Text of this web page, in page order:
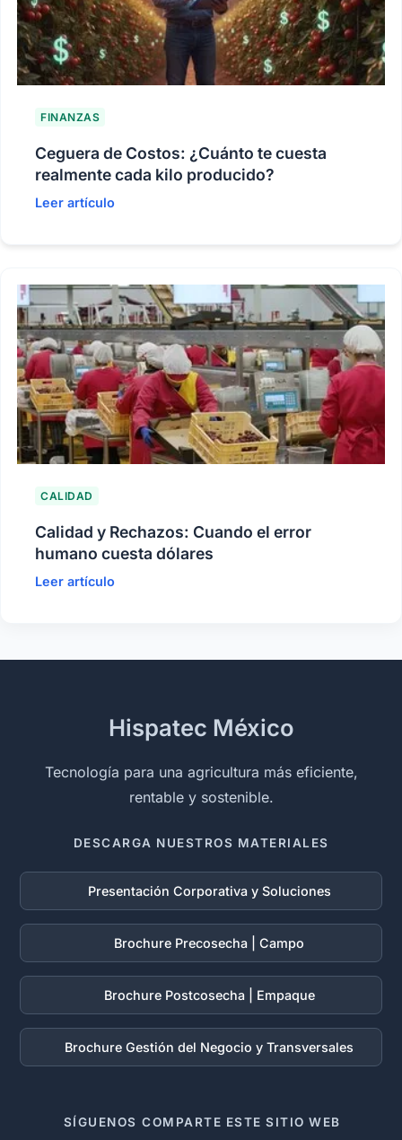
FINANZAS
Ceguera de Costos: ¿Cuánto te cuesta
realmente cada kilo producido?
Leer artículo
CALIDAD
Calidad y Rechazos: Cuando el error
humano cuesta dólares
Leer artículo
Hispatec México
Tecnología para una agricultura más eficiente,
rentable y sostenible.
DESCARGA NUESTROS MATERIALES
Presentación Corporativa y Soluciones
Brochure Precosecha | Campo
Brochure Postcosecha | Empaque
Brochure Gestión del Negocio y Transversales
SÍGUENOS COMPARTE ESTE SITIO WEB